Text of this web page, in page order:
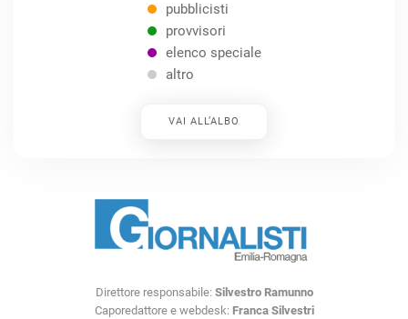
pubblicisti
provvisori
elenco speciale
altro
VAI ALL’ALBO
Direttore responsabile: Silvestro Ramunno
Caporedattore e webdesk: Franca Silvestri